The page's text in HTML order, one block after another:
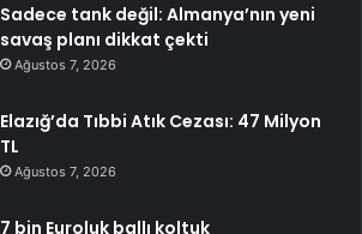
Sadece tank değil: Almanya’nın yeni
savaş planı dikkat çekti
Ağustos 7, 2026
Elazığ’da Tıbbi Atık Cezası: 47 Milyon
TL
Ağustos 7, 2026
7 bin Euroluk ballı koltuk